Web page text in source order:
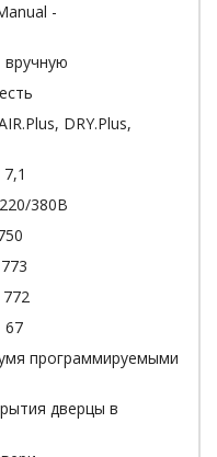
-
DRY.Plus,
380В
программируемыми
дверцы в